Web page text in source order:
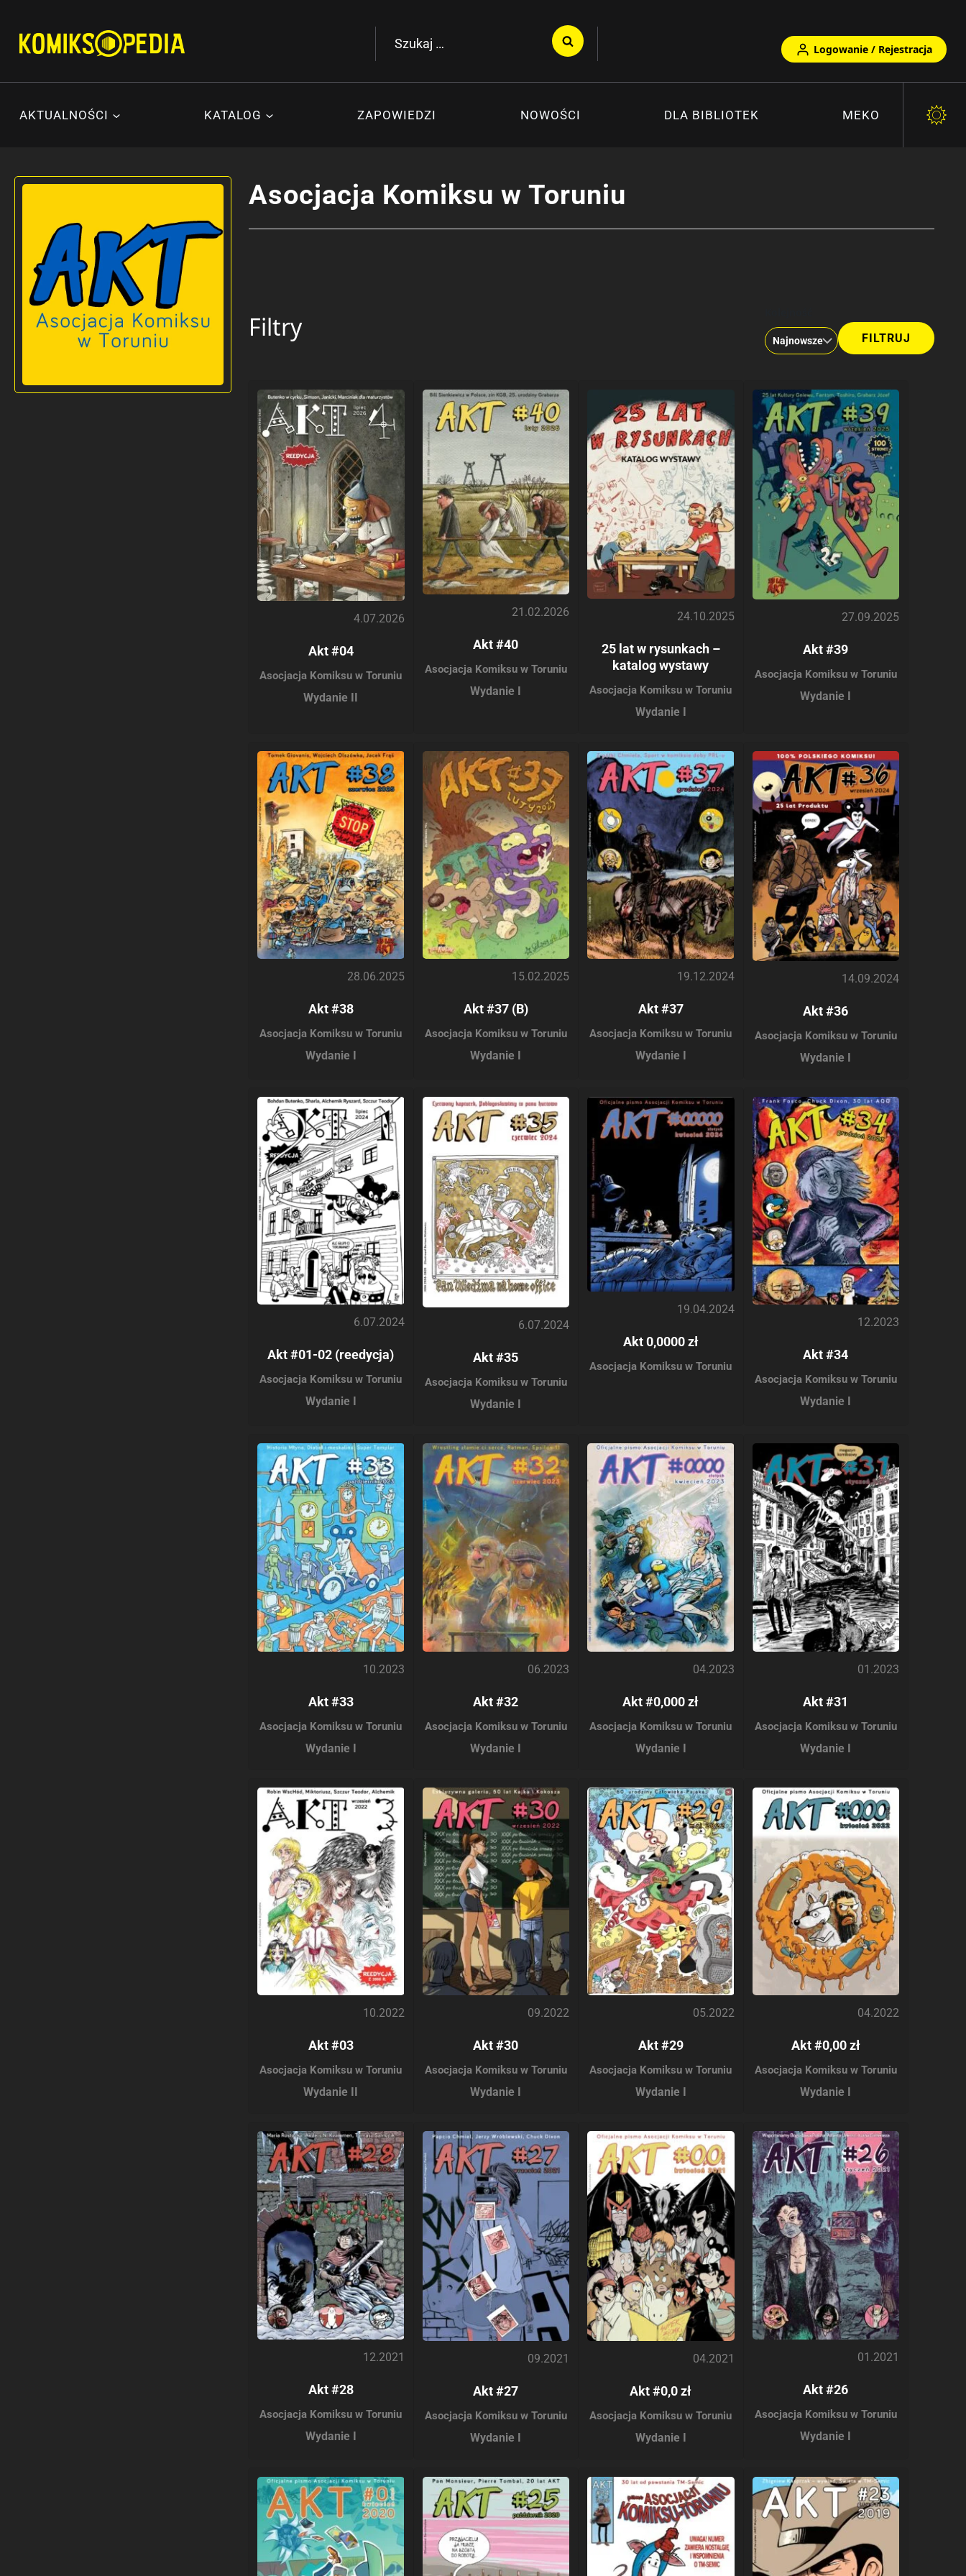
treści
Szukaj:
Logowanie / Rejestracja
AKTUALNOŚCI KATALOG ZAPOWIEDZI NOWOŚCI DLA BIBLIOTEK MEKO
Asocjacja Komiksu w Toruniu
Filtry
4.07.2026
Akt #04
Asocjacja Komiksu w Toruniu
Wydanie II
21.02.2026
Akt #40
Asocjacja Komiksu w Toruniu
Wydanie I
24.10.2025
25 lat w rysunkach –
katalog wystawy
Asocjacja Komiksu w Toruniu
Wydanie I
27.09.2025
Akt #39
Asocjacja Komiksu w Toruniu
Wydanie I
28.06.2025
Akt #38
Asocjacja Komiksu w Toruniu
Wydanie I
15.02.2025
Akt #37 (B)
Asocjacja Komiksu w Toruniu
Wydanie I
19.12.2024
Akt #37
Asocjacja Komiksu w Toruniu
Wydanie I
14.09.2024
Akt #36
Asocjacja Komiksu w Toruniu
Wydanie I
6.07.2024
Akt #01-02 (reedycja)
Asocjacja Komiksu w Toruniu
Wydanie I
6.07.2024
Akt #35
Asocjacja Komiksu w Toruniu
Wydanie I
19.04.2024
Akt 0,0000 zł
Asocjacja Komiksu w Toruniu
12.2023
Akt #34
Asocjacja Komiksu w Toruniu
Wydanie I
10.2023
Akt #33
Asocjacja Komiksu w Toruniu
Wydanie I
06.2023
Akt #32
Asocjacja Komiksu w Toruniu
Wydanie I
04.2023
Akt #0,000 zł
Asocjacja Komiksu w Toruniu
Wydanie I
01.2023
Akt #31
Asocjacja Komiksu w Toruniu
Wydanie I
10.2022
Akt #03
Asocjacja Komiksu w Toruniu
Wydanie II
09.2022
Akt #30
Asocjacja Komiksu w Toruniu
Wydanie I
05.2022
Akt #29
Asocjacja Komiksu w Toruniu
Wydanie I
04.2022
Akt #0,00 zł
Asocjacja Komiksu w Toruniu
Wydanie I
12.2021
Akt #28
Asocjacja Komiksu w Toruniu
Wydanie I
09.2021
Akt #27
Asocjacja Komiksu w Toruniu
Wydanie I
04.2021
Akt #0,0 zł
Asocjacja Komiksu w Toruniu
Wydanie I
01.2021
Akt #26
Asocjacja Komiksu w Toruniu
Wydanie I